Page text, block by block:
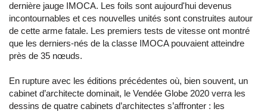
dernière jauge IMOCA. Les foils sont aujourd'hui devenus
incontournables et ces nouvelles unités sont construites autour
de cette arme fatale. Les premiers tests de vitesse ont montré
que les derniers-nés de la classe IMOCA pouvaient atteindre
près de 35 nœuds.
En rupture avec les éditions précédentes où, bien souvent, un
cabinet d’architecte dominait, le Vendée Globe 2020 verra les
dessins de quatre cabinets d’architectes s’affronter : les